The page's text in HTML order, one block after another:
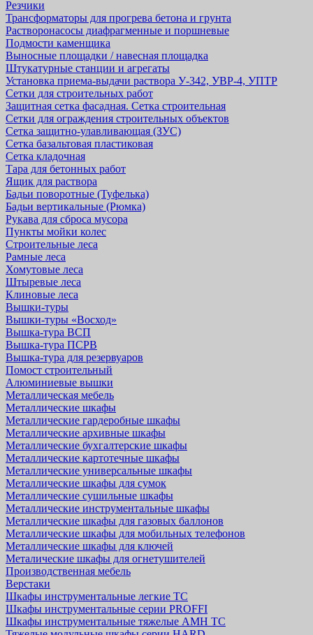
Резчики
Трансформаторы для прогрева бетона и грунта
Растворонасосы диафрагменные и поршневые
Подмости каменщика
Выносные площадки / навесная площадка
Штукатурные станции и агрегаты
Установка приема-выдачи раствора У-342, УВР-4, УПТР
Сетки для строительных работ
Защитная cетка фасадная. Сетка строительная
Сетки для ограждения строительных объектов
Сетка защитно-улавливающая (ЗУС)
Сетка базальтовая пластиковая
Сетка кладочная
Тара для бетонных работ
Ящик для раствора
Бадьи поворотные (Туфелька)
Бадьи вертикальные (Рюмка)
Рукава для сброса мусора
Пункты мойки колес
Строительные леса
Рамные леса
Хомутовые леса
Штыревые леса
Клиновые леса
Вышки-туры
Вышки-туры «Восход»
Вышка-тура ВСП
Вышка-тура ПСРВ
Вышка-тура для резервуаров
Помост строительный
Алюминиевые вышки
Металлическая мебель
Металлические шкафы
Металлические гардеробные шкафы
Металлические архивные шкафы
Металлические бухгалтерские шкафы
Металлические картотечные шкафы
Металлические универсальные шкафы
Металлические шкафы для сумок
Металлические сушильные шкафы
Металлические инструментальные шкафы
Металлические шкафы для газовых баллонов
Металлические шкафы для мобильных телефонов
Металлические шкафы для ключей
Металические шкафы для огнетушителей
Производственная мебель
Верстаки
Шкафы инструментальные легкие ТС
Шкафы инструментальные серии PROFFI
Шкафы инструментальные тяжелые AMH TC